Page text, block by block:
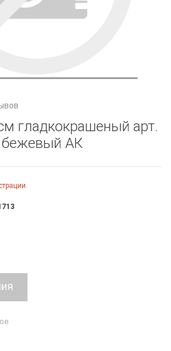
гладкокрашеный арт.
бежевый АК